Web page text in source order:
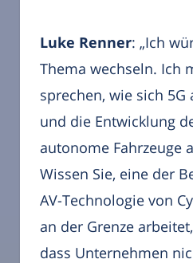
Luke Renner: „Ich
Thema wechseln. Ich
sprechen, wie sich 5G
und die Entwicklung
autonome Fahrzeuge
Wissen Sie, eine der
AV-Technologie von
an der Grenze
dass Unternehmen